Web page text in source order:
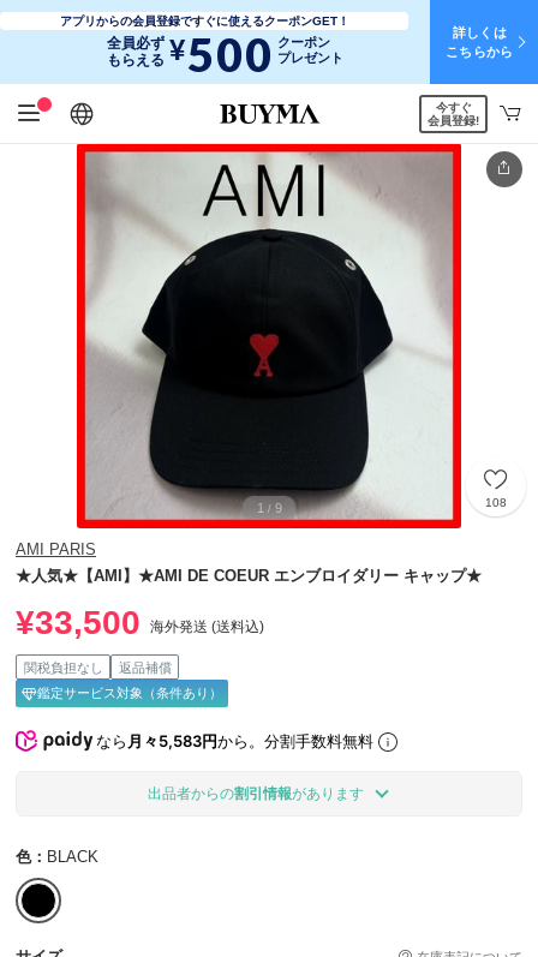
アプリからの会員登録ですぐに使えるクーポンGET！
全員必ず
もらえる ¥500 クーポン
プレゼント
詳しくは
こちらから
日本語
English
简体中文
繁體中文
今すぐ
会員登録!
1 / 9 108
AMI PARIS
★人気★【AMI】★AMI DE COEUR エンブロイダリー キャップ★
¥33,500 海外発送 (送料込)
関税負担なし
返品補償
鑑定サービス対象（条件あり）
なら月々5,583円から。分割手数料無料
出品者からの割引情報があります
色： BLACK